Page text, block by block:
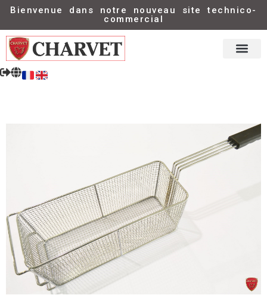
Bienvenue dans notre nouveau site technico-
commercial